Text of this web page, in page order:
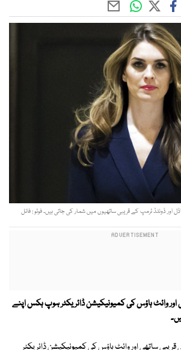
اور وائٹ ہاؤس کی کمیونیکیشن ڈائریکٹر ہوپ ہکس اپنے
ساتھی اور وائٹ ہاؤس کی کمیونیکیشن ڈائریکٹر